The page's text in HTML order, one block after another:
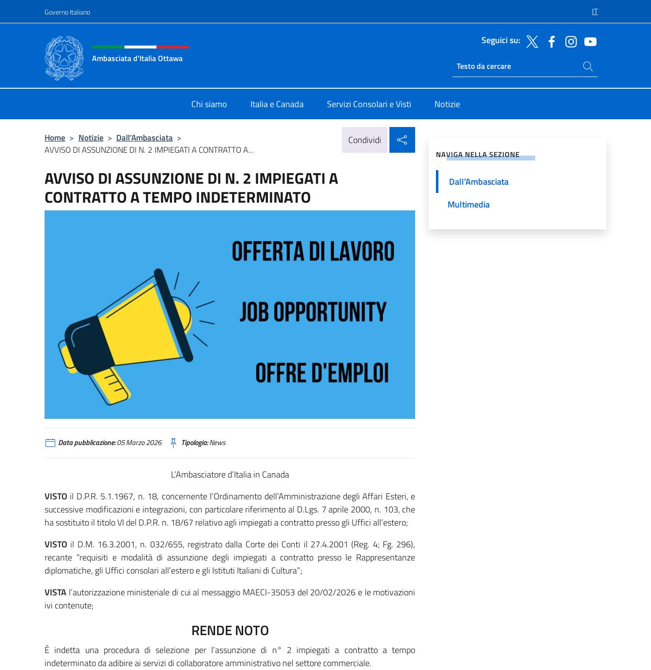
Governo Italiano IT
Intestazione sito, social e menù
Ambasciata d'Italia Ottawa
Seguici su:
Ricerca sito live
Cerca nel sito
Chi siamo Italia e Canada Servizi Consolari e Visti Notizie
Home > Notizie > Dall’Ambasciata >
AVVISO DI ASSUNZIONE DI N. 2 IMPIEGATI A CONTRATTO A...
Condividi
AVVISO DI ASSUNZIONE DI N. 2 IMPIEGATI A
CONTRATTO A TEMPO INDETERMINATO
Data pubblicazione:05 Marzo 2026 Tipologia:News
L’Ambasciatore d’Italia in Canada
VISTO il D.P.R. 5.1.1967, n. 18, concernente l’Ordinamento dell’Amministrazione degli Affari Esteri, e
successive modificazioni e integrazioni, con particolare riferimento al D.Lgs. 7 aprile 2000, n. 103, che
ha sostituito il titolo VI del D.P.R. n. 18/67 relativo agli impiegati a contratto presso gli Uffici all’estero;
VISTO il D.M. 16.3.2001, n. 032/655, registrato dalla Corte dei Conti il 27.4.2001 (Reg. 4; Fg. 296),
recante “requisiti e modalità di assunzione degli impiegati a contratto presso le Rappresentanze
diplomatiche, gli Uffici consolari all’estero e gli Istituti Italiani di Cultura”;
VISTA l’autorizzazione ministeriale di cui al messaggio MAECI-35053 del 20/02/2026 e le motivazioni
ivi contenute;
RENDE NOTO
È indetta una procedura di selezione per l’assunzione di n° 2 impiegati a contratto a tempo
indeterminato da adibire ai servizi di collaboratore amministrativo nel settore commerciale.
NAVIGA NELLA SEZIONE
Dall'Ambasciata
Multimedia